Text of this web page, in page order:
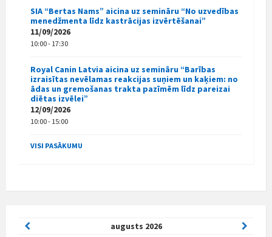
SIA “Bertas Nams” aicina uz semināru “No uzvedības
menedžmenta līdz kastrācijas izvērtēšanai”
11/09/2026
10:00 - 17:30
Royal Canin Latvia aicina uz semināru “Barības
izraisītas nevēlamas reakcijas suņiem un kaķiem: no
ādas un gremošanas trakta pazīmēm līdz pareizai
diētas izvēlei”
12/09/2026
10:00 - 15:00
VISI PASĀKUMU
augusts 2026
Previous